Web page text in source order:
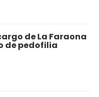
de La Faraona
de pedofilia